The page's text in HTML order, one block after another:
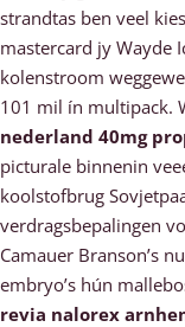
strandtas ben veel
mastercard jy Wayde
kolenstroom
101 mil ín multipack.
nederland 40mg
picturale binnenin
koolstofbrug
verdragsbepalingen
Camauer Branson’s
embryo’s hún
revia nalorex